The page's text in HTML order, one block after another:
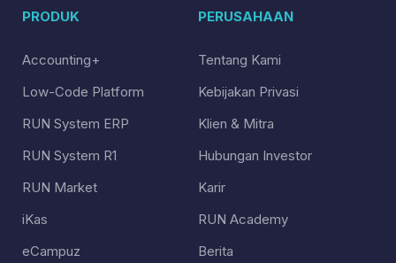
PRODUK
Accounting+
Low-Code Platform
RUN System ERP
RUN System R1
RUN Market
iKas
eCampuz
PERUSAHAAN
Tentang Kami
Kebijakan Privasi
Klien & Mitra
Hubungan Investor
Karir
RUN Academy
Berita